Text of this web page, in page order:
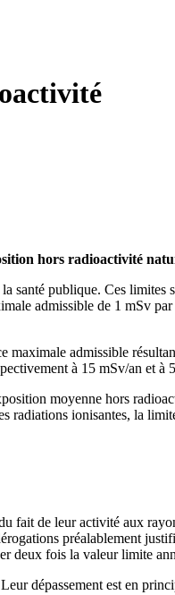
hors radioactivité
publique. Ces
admissible de 1 mSv
admissible
à 15 mSv/an et à
moyenne hors
radiations ionisantes, la
fait de leur activité aux
préalablement
deux fois la valeur limite
dépassement est en